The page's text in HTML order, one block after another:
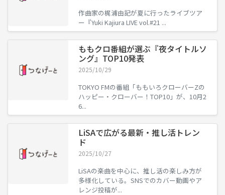
作曲家の梶浦由記が夏に行ったライブツア
ー『Yuki Kajiura LIVE vol.#21 ...
ももクロ番組が選ぶ『夜タイトルソ
ング』TOP10発表
2025/10/29
TOKYO FMの番組「ももいろクローバーZの
ハッピー・クローバー！TOP10」が、10月2
6...
LiSAで広がる最新・推し活トレン
ド
2025/10/27
LiSAの楽曲を中心に、推し活の楽しみ方が
多様化している。SNSでのカバー動画やア
レンジ投稿が...